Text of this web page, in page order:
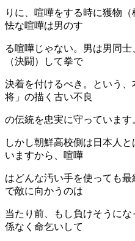
りに、喧嘩をする時に獲物
怯な喧嘩は男のす
る喧嘩じゃない。男は男同
（決闘）して拳で
決着を付けるべき。という
将」の描く古い不良
の伝統を忠実に守っています
しかし朝鮮高校側は日本人
いますから、喧嘩
はどんな汚い手を使っても
で敵に向かうのは
当たり前、もし負けそうに
係なく命乞いして